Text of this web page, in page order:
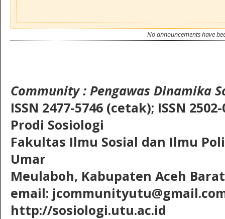
No announcements have
Community: Pengawas Dinamika
ISSN 2477-5746 (cetak); ISSN
Prodi Sosiologi
Fakultas Ilmu Sosial dan Ilmu
Umar
Meulaboh, Kabupaten Aceh
email:
http://sosiologi.utu.ac.id